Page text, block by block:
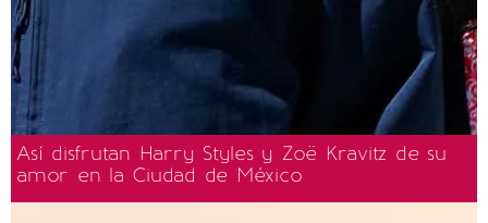
Así disfrutan Harry Styles y Zoë Kravitz de su
amor en la Ciudad de México